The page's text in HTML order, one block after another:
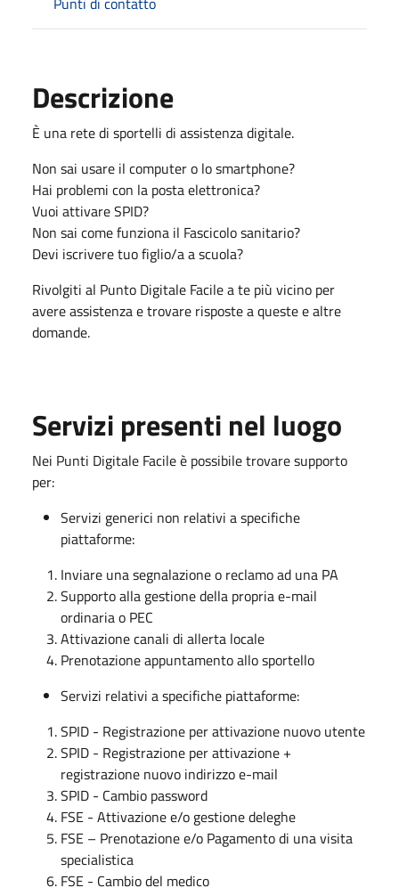
Descrizione
È una rete di sportelli di assistenza digitale.
Non sai usare il computer o lo smartphone?
Hai problemi con la posta elettronica?
Vuoi attivare SPID?
Non sai come funziona il Fascicolo sanitario?
Devi iscrivere tuo figlio/a a scuola?
Rivolgiti al Punto Digitale Facile a te più vicino per
avere assistenza e trovare risposte a queste e altre
domande.
Servizi presenti nel luogo
Nei Punti Digitale Facile è possibile trovare supporto
per:
Servizi generici non relativi a specifiche
piattaforme:
Inviare una segnalazione o reclamo ad una PA
Supporto alla gestione della propria e-mail
ordinaria o PEC
Attivazione canali di allerta locale
Prenotazione appuntamento allo sportello
Servizi relativi a specifiche piattaforme:
SPID - Registrazione per attivazione nuovo utente
SPID - Registrazione per attivazione +
registrazione nuovo indirizzo e-mail
SPID - Cambio password
FSE - Attivazione e/o gestione deleghe
FSE – Prenotazione e/o Pagamento di una visita
specialistica
FSE - Cambio del medico